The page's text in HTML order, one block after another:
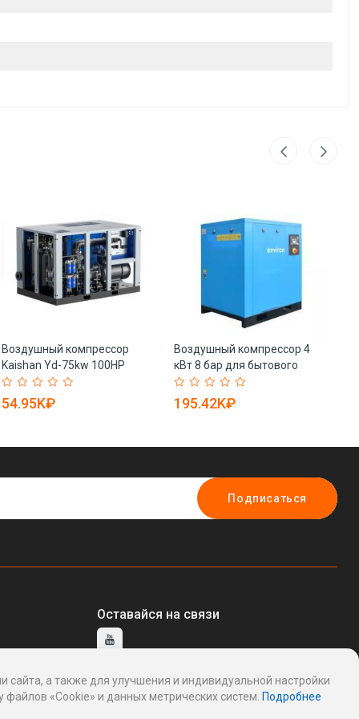
Воздушный компрессор
Kaishan Yd-75kw 100HP
двухступенчатый высокого
давления (арт. 25-28071754)
54.95K₽
Воздушный компрессор 4
кВт 8 бар для бытового
использования (арт. 25-
19062477)
195.42K₽
Подписаться
Оставайся на связи
а также для улучшения и индивидуальной настройки
«Cookie» и данных метрических систем. Подробнее